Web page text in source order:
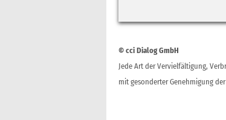
© cci Dialog GmbH
Jede Art der Vervielfältigung,
mit gesonderter Genehmigung